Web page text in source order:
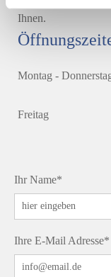
Ihnen.
Montag -
Freitag
Ihr Name*
Ihre E-Mail Adresse*